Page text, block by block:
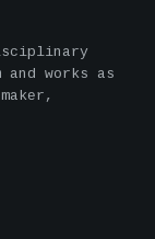
works as